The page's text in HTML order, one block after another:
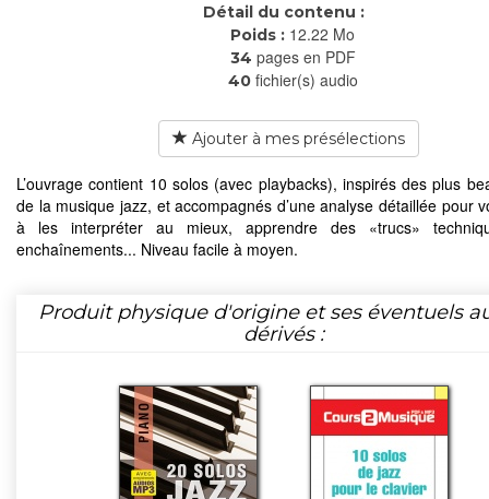
Détail du contenu :
Poids : 12.22 Mo
34 pages en PDF
40 fichier(s) audio
Ajouter à mes présélections
L’ouvrage contient 10 solos (avec playbacks), inspirés des plus
de la musique jazz, et accompagnés d’une analyse détaillée pour
à les interpréter au mieux, apprendre des «trucs»
enchaînements... Niveau facile à moyen.
Produit physique d'origine et ses éventuels
dérivés :